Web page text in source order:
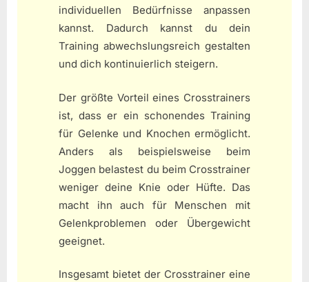
individuellen Bedürfnisse anpassen
kannst. Dadurch kannst du dein
Training abwechslungsreich gestalten
und dich kontinuierlich steigern.
Der größte Vorteil eines Crosstrainers
ist, dass er ein schonendes Training
für Gelenke und Knochen ermöglicht.
Anders als beispielsweise beim
Joggen belastest du beim Crosstrainer
weniger deine Knie oder Hüfte. Das
macht ihn auch für Menschen mit
Gelenkproblemen oder Übergewicht
geeignet.
Insgesamt bietet der Crosstrainer eine